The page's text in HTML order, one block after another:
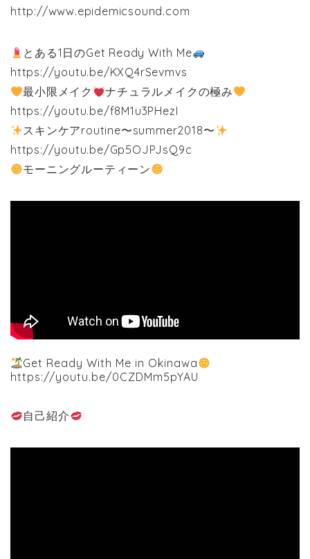
http://www.epidemicsound.com
とある1日のGet Ready With Me
https://youtu.be/KXQ4rSevmvs
最小限メイク
ナチュラルメイクの極み
https://youtu.be/f8M1u3PHezI
スキンケアroutine〜summer2018〜
https://youtu.be/Gp5OJPJsQ9c
モーニングルーティーン
Get Ready With Me in Okinawa
https://youtu.be/0CZDMm5pYAU
自己紹介